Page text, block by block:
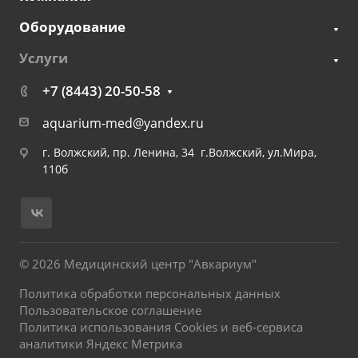
Оборудование
Услуги
+7 (8443) 20-50-58
aquarium-med@yandex.ru
г. Волжский, пр. Ленина, 34 г.Волжский, ул.Мира,
110б
© 2026 Медицинский центр "Авкариум"
Политика обработки персональных данных
Пользовательское соглашение
Политика использования Cookies и веб-сервиса
аналитики Яндекс Метрика